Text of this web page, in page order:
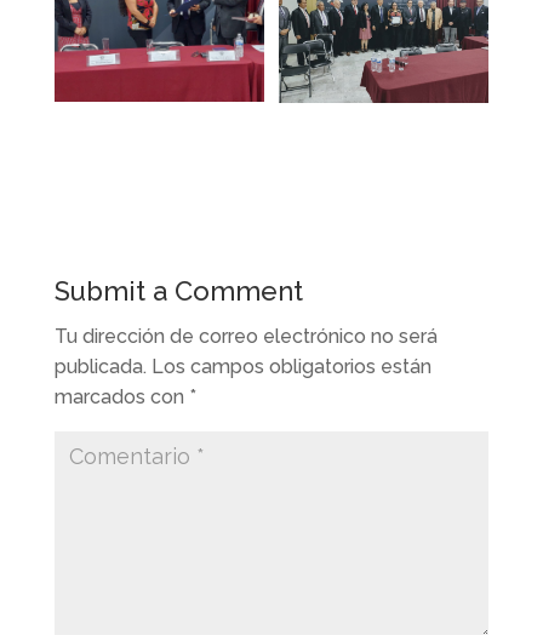
Submit a Comment
Tu dirección de correo electrónico no será
publicada. Los campos obligatorios están
marcados con *